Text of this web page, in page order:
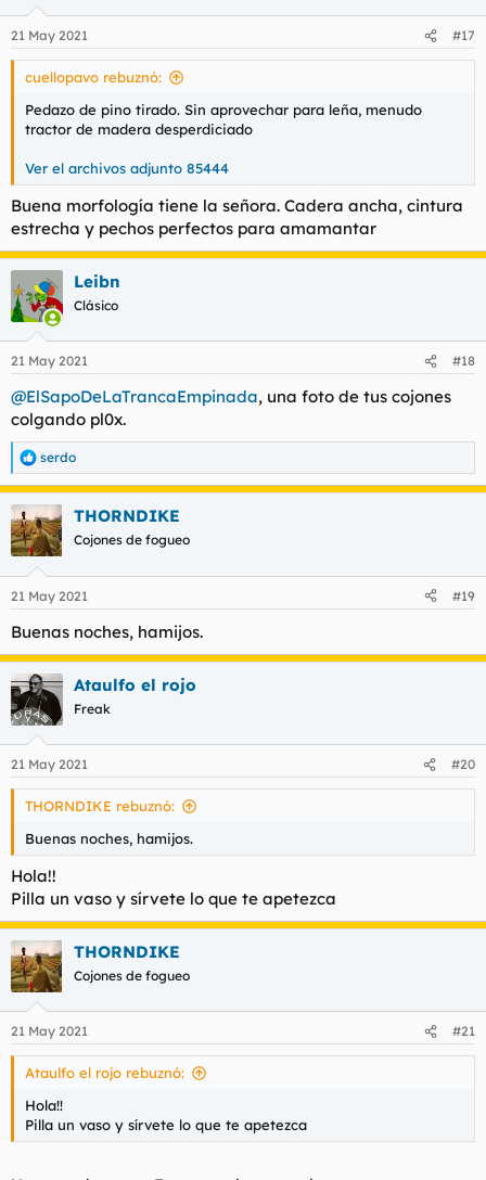
e
s
21 May 2021 #17
cuellopavo rebuznó:
Pedazo de pino tirado. Sin aprovechar para leña, menudo
tractor de madera desperdiciado
Ver el archivos adjunto 85444
Buena morfología tiene la señora. Cadera ancha, cintura
estrecha y pechos perfectos para amamantar
Leibn
Clásico
21 May 2021 #18
@ElSapoDeLaTrancaEmpinada, una foto de tus cojones
colgando pl0x.
R
e
a
c
c
i
e
:
serdo
THORNDIKE
Cojones de fogueo
21 May 2021 #19
Buenas noches, hamijos.
Ataulfo el rojo
Freak
21 May 2021 #20
THORNDIKE rebuznó:
Buenas noches, hamijos.
Hola!!
Pilla un vaso y sírvete lo que te apetezca
THORNDIKE
Cojones de fogueo
21 May 2021 #21
Ataulfo el rojo rebuznó:
Hola!!
Pilla un vaso y sírvete lo que te apetezca